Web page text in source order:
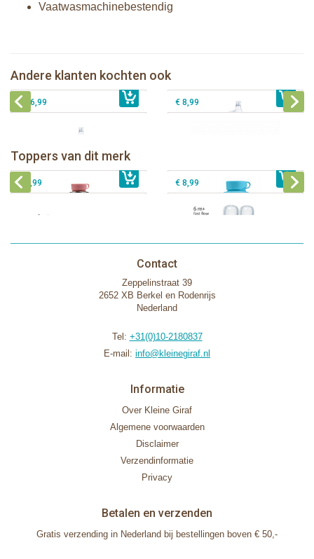
Vaatwasmachinebestendig
Andere klanten kochten ook
€ 8,99
Pura tuitfles 325 ml + rose sleeve
€ 26,99 € 8,99
Toppers van dit merk
Pura thermos sportfles 475 ml +
unicorn sleeve
€ 40,99Pura silicone tuit 2 stuks
€ 9,99 € 8,99
Contact
Zeppelinstraat 39
2652 XB Berkel en Rodenrijs
Nederland
Tel: +31(0)10-2180837
E-mail: info@kleinegiraf.nl
Informatie
Over Kleine Giraf
Algemene voorwaarden
Disclaimer
Verzendinformatie
Privacy
Betalen en verzenden
Gratis verzending in Nederland bij bestellingen boven € 50,-